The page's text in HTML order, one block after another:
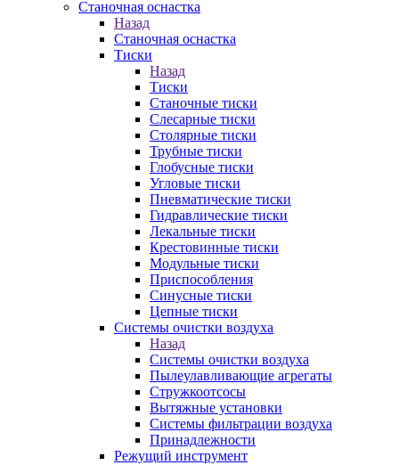
Станочная оснастка
Назад
Станочная оснастка
Тиски
Назад
Тиски
Станочные тиски
Слесарные тиски
Столярные тиски
Трубные тиски
Глобусные тиски
Угловые тиски
Пневматические тиски
Гидравлические тиски
Лекальные тиски
Крестовинные тиски
Модульные тиски
Приспособления
Синусные тиски
Цепные тиски
Системы очистки воздуха
Назад
Системы очистки воздуха
Пылеулавливающие агрегаты
Стружкоотсосы
Вытяжные установки
Системы фильтрации воздуха
Принадлежности
Режущий инструмент